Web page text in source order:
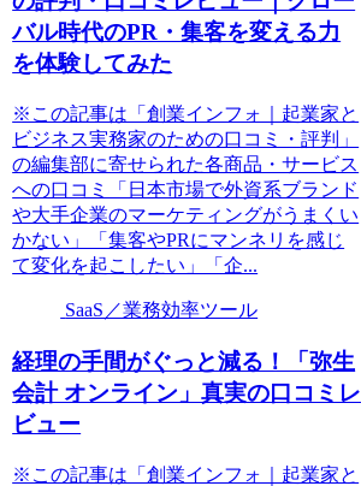
バル時代のPR・集客を変える力
を体験してみた
※この記事は「創業インフォ｜起業家と
ビジネス実務家のための口コミ・評判」
の編集部に寄せられた各商品・サービス
への口コミ「日本市場で外資系ブランド
や大手企業のマーケティングがうまくい
かない」「集客やPRにマンネリを感じ
て変化を起こしたい」「企...
SaaS／業務効率ツール
経理の手間がぐっと減る！「弥生
会計 オンライン」真実の口コミレ
ビュー
※この記事は「創業インフォ｜起業家と